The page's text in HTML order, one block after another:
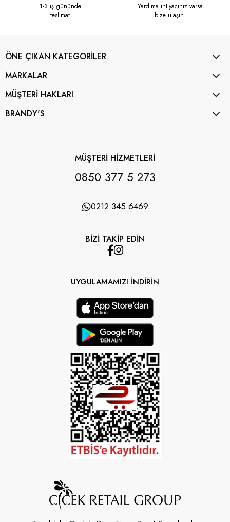
1-3 iş gününde
teslimat
Yardıma ihtiyacınız varsa
bize ulaşın.
ÖNE ÇIKAN KATEGORİLER
MARKALAR
MÜŞTERİ HAKLARI
BRANDY'S
MÜŞTERİ HİZMETLERİ
0850 377 5 273
0212 345 6469
BİZİ TAKİP EDİN
UYGULAMAMIZI İNDİRİN